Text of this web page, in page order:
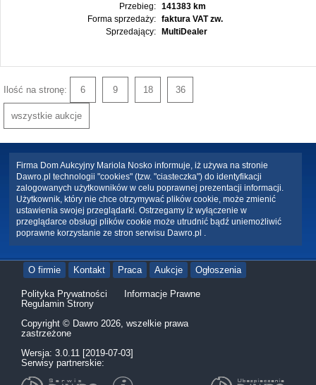
Przebieg:
141383 km
Forma sprzedaży:
faktura VAT zw.
Sprzedający:
MultiDealer
Ilość na stronę: 6 9 18 36
wszystkie aukcje
Firma Dom Aukcyjny Mariola Nosko informuje, iż używa na stronie
Dawro.pl technologii "cookies" (tzw. "ciasteczka") do identyfikacji
zalogowanych użytkowników w celu poprawnej prezentacji informacji.
Użytkownik, który nie chce otrzymywać plików cookie, może zmienić
ustawienia swojej przeglądarki. Ostrzegamy iż wyłączenie w
przeglądarce obsługi plików cookie może utrudnić bądź uniemożliwić
poprawne korzystanie ze stron serwisu Dawro.pl .
O firmie Kontakt Praca Aukcje Ogłoszenia
Polityka Prywatności
Informacje Prawne
Regulamin Strony
Copyright © Dawro 2026, wszelkie prawa
zastrzeżone
Wersja: 3.0.11 [2019-07-03]
Serwisy partnerskie: